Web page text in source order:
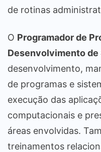
de rotinas
O Programador de
Desenvolvimento de
desenvolvimento,
de programas e
execução das
computacionais e
áreas envolvidas.
treinamentos